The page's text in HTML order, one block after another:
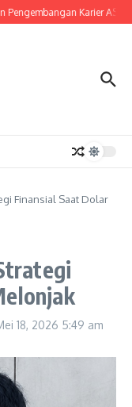
Karier ASN
Finansial Saat Dolar
18, 2026 5:49 am